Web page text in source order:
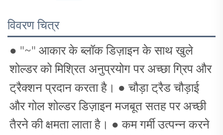
विवरण चित्र
● "~" आकार के ब्लॉक डिज़ाइन के साथ खुले
शोल्डर को मिश्रित अनुप्रयोग पर अच्छा ग्रिप और
ट्रैक्शन प्रदान करता है। ●चौड़ा ट्रैड चौड़ाई
और गोल शोल्डर डिज़ाइन मजबूत सतह पर अच्छी
तैरने की क्षमता लाता है। ●कम गर्मी उत्पन्न करने